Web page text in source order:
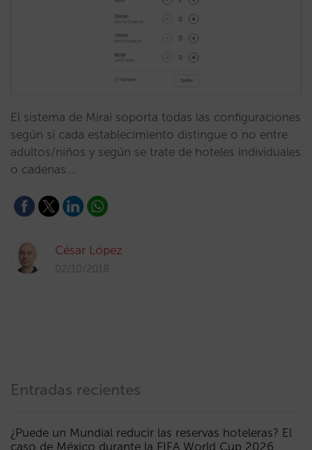
El sistema de Mirai soporta todas las configuraciones
según si cada establecimiento distingue o no entre
adultos/niños y según se trate de hoteles individuales
o cadenas.…
César López
02/10/2018
Entradas recientes
¿Puede un Mundial reducir las reservas hoteleras? El
caso de México durante la FIFA World Cup 2026